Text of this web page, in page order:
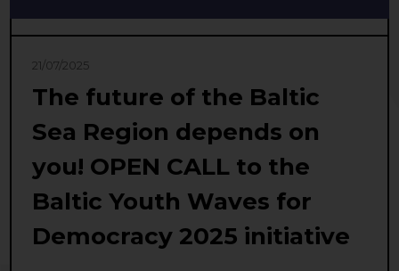
21/07/2025
The future of the Baltic
Sea Region depends on
you! OPEN CALL to the
Baltic Youth Waves for
Democracy 2025 initiative